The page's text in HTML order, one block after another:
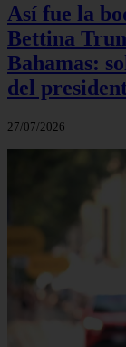
Así fue la
Bettina
Bahamas:
del
27/07/2026